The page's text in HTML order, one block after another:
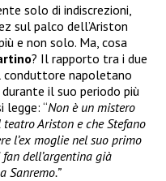
solo di indiscrezioni,
sul palco dell’Ariston
e non solo. Ma, cosa
? Il rapporto tra i due
napoletano
il suo periodo più
legge: “Non è un mistero
Ariston e che Stefano
l’ex moglie nel suo primo
dell’argentina già
Sanremo.”